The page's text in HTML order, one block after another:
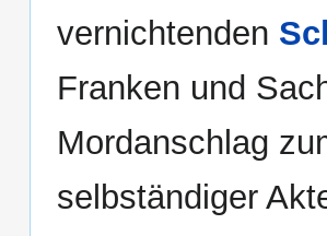
vernichtenden
Franken und
Mordanschlag
selbständiger